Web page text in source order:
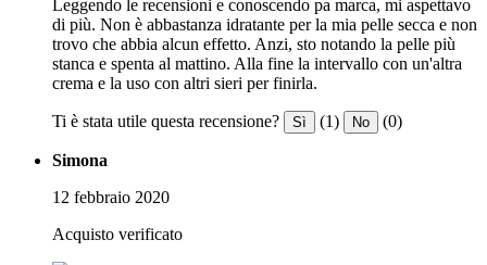
Leggendo le recensioni e conoscendo pa marca, mi aspettavo
di più. Non è abbastanza idratante per la mia pelle secca e non
trovo che abbia alcun effetto. Anzi, sto notando la pelle più
stanca e spenta al mattino. Alla fine la intervallo con un'altra
crema e la uso con altri sieri per finirla.
Ti è stata utile questa recensione? Sì (1) No (0)
Simona
12 febbraio 2020
Acquisto verificato